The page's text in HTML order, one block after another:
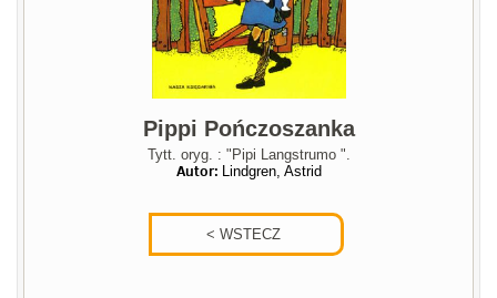
Pippi Pończoszanka
Tytt. oryg. : "Pipi Langstrumo ".
Autor: Lindgren, Astrid